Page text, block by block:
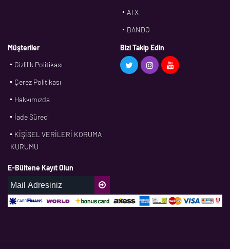
ATX
BANDO
BMS
CDF
DPH
ECOPARTS
Müşteriler
Gizlilik Politikası
Çerez Politikası
Hakkımızda
İade Süreci
KİŞİSEL VERİLERİ KORUMA
KURUMU
Bizi Takip Edin
E-Bültene Kayıt Olun